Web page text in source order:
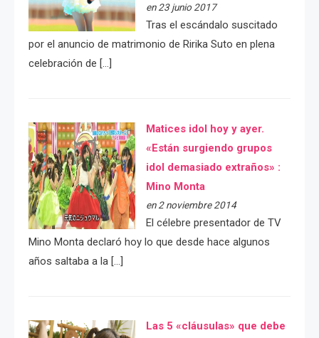
en 23 junio 2017
Tras el escándalo suscitado
por el anuncio de matrimonio de Ririka Suto en plena
celebración de […]
Matices idol hoy y ayer.
«Están surgiendo grupos
idol demasiado extraños» :
Mino Monta
en 2 noviembre 2014
El célebre presentador de TV
Mino Monta declaró hoy lo que desde hace algunos
años saltaba a la […]
Las 5 «cláusulas» que debe